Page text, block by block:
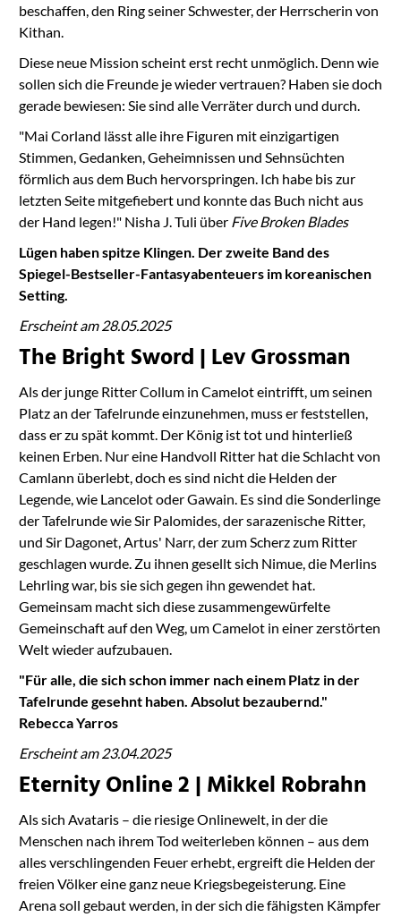
beschaffen, den Ring seiner Schwester, der Herrscherin von
Kithan.
Diese neue Mission scheint erst recht unmöglich. Denn wie
sollen sich die Freunde je wieder vertrauen? Haben sie doch
gerade bewiesen: Sie sind alle Verräter durch und durch.
"Mai Corland lässt alle ihre Figuren mit einzigartigen
Stimmen, Gedanken, Geheimnissen und Sehnsüchten
förmlich aus dem Buch hervorspringen. Ich habe bis zur
letzten Seite mitgefiebert und konnte das Buch nicht aus
der Hand legen!" Nisha J. Tuli über Five Broken Blades
Lügen haben spitze Klingen. Der zweite Band des
Spiegel-Bestseller-Fantasyabenteuers im koreanischen
Setting.
Erscheint am 28.05.2025
The Bright Sword | Lev Grossman
Als der junge Ritter Collum in Camelot eintrifft, um seinen
Platz an der Tafelrunde einzunehmen, muss er feststellen,
dass er zu spät kommt. Der König ist tot und hinterließ
keinen Erben. Nur eine Handvoll Ritter hat die Schlacht von
Camlann überlebt, doch es sind nicht die Helden der
Legende, wie Lancelot oder Gawain. Es sind die Sonderlinge
der Tafelrunde wie Sir Palomides, der sarazenische Ritter,
und Sir Dagonet, Artus' Narr, der zum Scherz zum Ritter
geschlagen wurde. Zu ihnen gesellt sich Nimue, die Merlins
Lehrling war, bis sie sich gegen ihn gewendet hat.
Gemeinsam macht sich diese zusammengewürfelte
Gemeinschaft auf den Weg, um Camelot in einer zerstörten
Welt wieder aufzubauen.
"Für alle, die sich schon immer nach einem Platz in der
Tafelrunde gesehnt haben. Absolut bezaubernd."
Rebecca Yarros
Erscheint am 23.04.2025
Eternity Online 2 | Mikkel Robrahn
Als sich Avataris – die riesige Onlinewelt, in der die
Menschen nach ihrem Tod weiterleben können – aus dem
alles verschlingenden Feuer erhebt, ergreift die Helden der
freien Völker eine ganz neue Kriegsbegeisterung. Eine
Arena soll gebaut werden, in der sich die fähigsten Kämpfer